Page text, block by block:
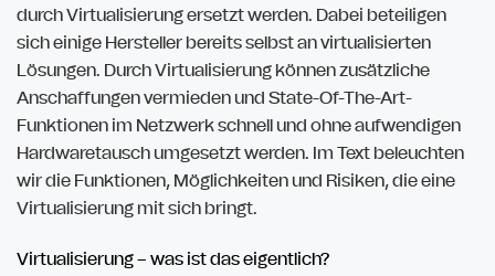
durch Virtualisierung ersetzt werden. Dabei beteiligen
sich einige Hersteller bereits selbst an virtualisierten
Lösungen. Durch Virtualisierung können zusätzliche
Anschaffungen vermieden und State-Of-The-Art-
Funktionen im Netzwerk schnell und ohne aufwendigen
Hardwaretausch umgesetzt werden. Im Text beleuchten
wir die Funktionen, Möglichkeiten und Risiken, die eine
Virtualisierung mit sich bringt.
Virtualisierung – was ist das eigentlich?